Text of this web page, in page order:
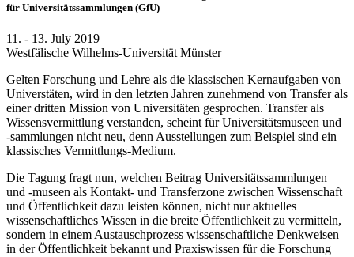
für Universitätssammlungen (GfU)
11. - 13. July 2019
Westfälische Wilhelms-Universität Münster
Gelten Forschung und Lehre als die klassischen Kernaufgaben von
Universtäten, wird in den letzten Jahren zunehmend von Transfer als
einer dritten Mission von Universitäten gesprochen. Transfer als
Wissensvermittlung verstanden, scheint für Universitätsmuseen und
-sammlungen nicht neu, denn Ausstellungen zum Beispiel sind ein
klassisches Vermittlungs-Medium.
Die Tagung fragt nun, welchen Beitrag Universitätssammlungen
und -museen als Kontakt- und Transferzone zwischen Wissenschaft
und Öffentlichkeit dazu leisten können, nicht nur aktuelles
wissenschaftliches Wissen in die breite Öffentlichkeit zu vermitteln,
sondern in einem Austauschprozess wissenschaftliche Denkweisen
in der Öffentlichkeit bekannt und Praxiswissen für die Forschung